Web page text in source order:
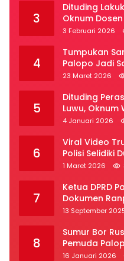
3
Dituding
Oknum
Kronologi
3 Februari 2026
4
Tumpukan
Palopo Jadi
Segera
23 Maret 2026
5
Dituding
Luwu,
4 Januari 2026
6
Viral Video
Polisi Selidiki
Subsidi di
1 Maret 2026
7
Ketua DPRD
Dokumen
2025
13 September
8
Sumur Bor
Pemuda
16 Januari 2026